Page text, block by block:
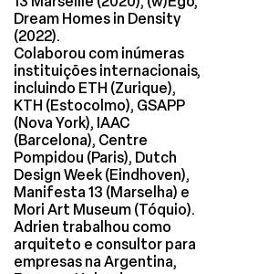
Dream Homes in Density
(2022).
Colaborou com inúmeras
instituições internacionais,
incluindo ETH (Zurique),
KTH (Estocolmo), GSAPP
(Nova York), IAAC
(Barcelona), Centre
Pompidou (Paris), Dutch
Design Week (Eindhoven),
Manifesta 13 (Marselha) e
Mori Art Museum (Tóquio).
Adrien trabalhou como
arquiteto e consultor para
empresas na Argentina,